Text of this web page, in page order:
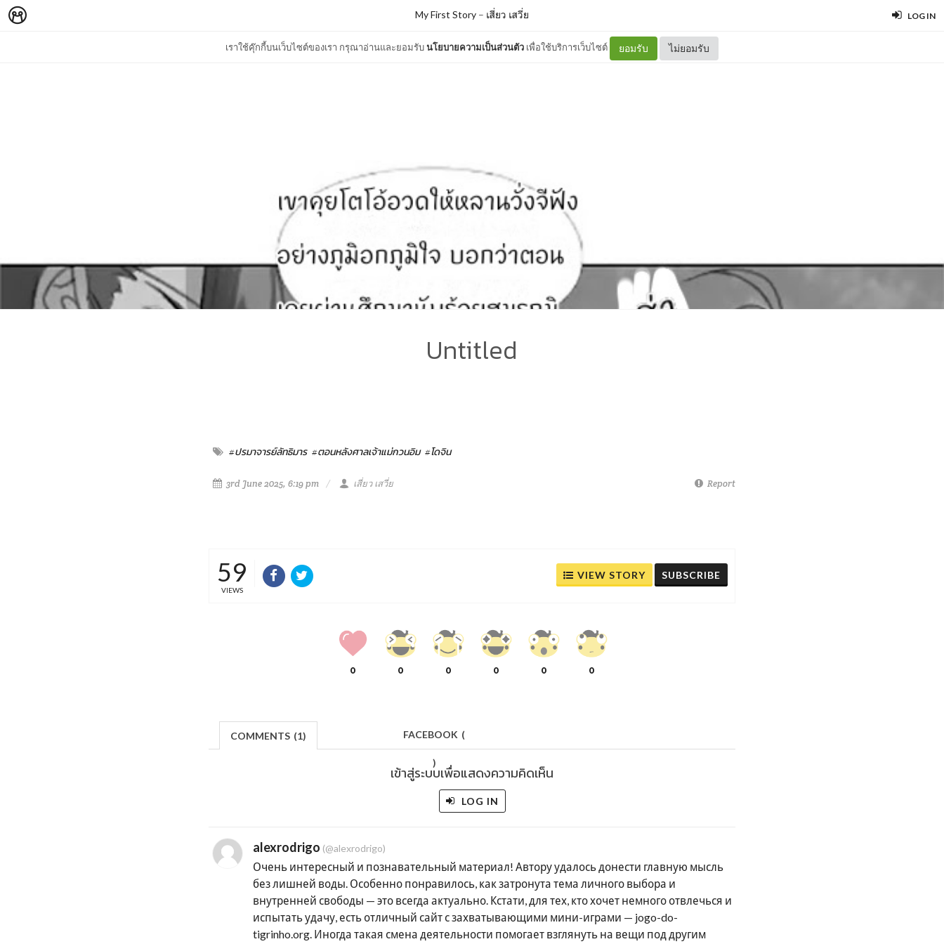
LOG IN
เราใช้คุ๊กกี้บนเว็บไซต์ของเรา กรุณาอ่านและยอมรับนโยบายความเป็นส่วนตัว เพื่อใช้บริการเว็บไซต์ ยอมรับ ไม่ยอมรับ
My First Story – เสี่ยว เสวี่ย
Untitled
#ปรมาจารย์ลัทธิมาร #ตอนหลังศาลเจ้าแม่กวนอิม #โดจิน
3rd June 2025, 6:19 pm เสี่ยว เสวี่ย Report
59
VIEWS
VIEW STORY SUBSCRIBE
0 0 0 0 0 0
COMMENTS (1) FACEBOOK (
)
เข้าสู่ระบบเพื่อแสดงความคิดเห็น
LOG IN
alexrodrigo (@alexrodrigo)
Очень интересный и познавательный материал! Автору удалось донести главную мысль
без лишней воды. Особенно понравилось, как затронута тема личного выбора и
внутренней свободы — это всегда актуально. Кстати, для тех, кто хочет немного отвлечься и
испытать удачу, есть отличный сайт с захватывающими мини-играми — jogo-do-
tigrinho.org. Иногда такая смена деятельности помогает взглянуть на вещи под другим